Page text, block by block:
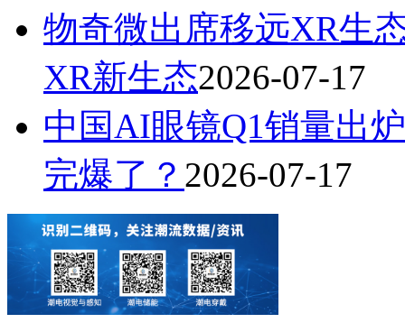
物奇微出席移远XR生
XR新生态2026-07-17
中国AI眼镜Q1销量出
完爆了？ 2026-07-17